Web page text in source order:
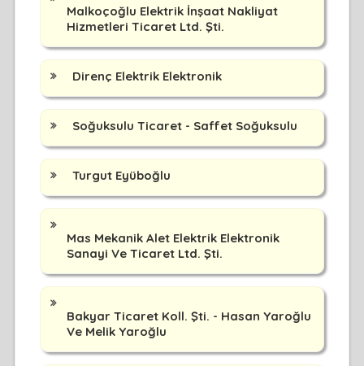
Malkoçoğlu Elektrik İnşaat Nakliyat
Hizmetleri Ticaret Ltd. Şti.
Direnç Elektrik Elektronik
Soğuksulu Ticaret - Saffet Soğuksulu
Turgut Eyüboğlu
Mas Mekanik Alet Elektrik Elektronik
Sanayi Ve Ticaret Ltd. Şti.
Bakyar Ticaret Koll. Şti. - Hasan Yaroğlu
Ve Melik Yaroğlu